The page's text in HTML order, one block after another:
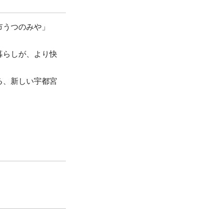
つのみや」
らしが、より快
新しい宇都宮